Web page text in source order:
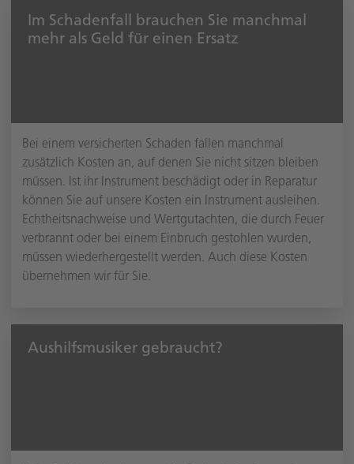
Im Schadenfall brauchen Sie manchmal
mehr als Geld für einen Ersatz
Bei einem versicherten Schaden fallen manchmal
zusätzlich Kosten an, auf denen Sie nicht sitzen bleiben
müssen. Ist ihr Instrument beschädigt oder in Reparatur
können Sie auf unsere Kosten ein Instrument ausleihen.
Echtheitsnachweise und Wertgutachten, die durch Feuer
verbrannt oder bei einem Einbruch gestohlen wurden,
müssen wiederhergestellt werden. Auch diese Kosten
übernehmen wir für Sie.
Aushilfsmusiker gebraucht?